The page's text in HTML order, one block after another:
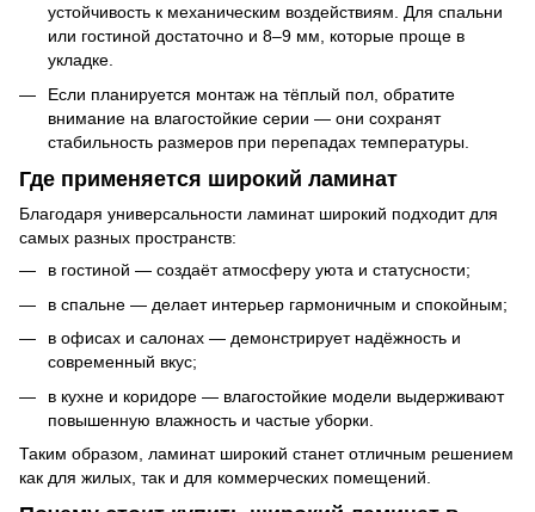
устойчивость к механическим воздействиям. Для спальни
или гостиной достаточно и 8–9 мм, которые проще в
укладке.
Если планируется монтаж на тёплый пол, обратите
внимание на влагостойкие серии — они сохранят
стабильность размеров при перепадах температуры.
Где применяется широкий ламинат
Благодаря универсальности ламинат широкий подходит для
самых разных пространств:
в гостиной — создаёт атмосферу уюта и статусности;
в спальне — делает интерьер гармоничным и спокойным;
в офисах и салонах — демонстрирует надёжность и
современный вкус;
в кухне и коридоре — влагостойкие модели выдерживают
повышенную влажность и частые уборки.
Таким образом, ламинат широкий станет отличным решением
как для жилых, так и для коммерческих помещений.